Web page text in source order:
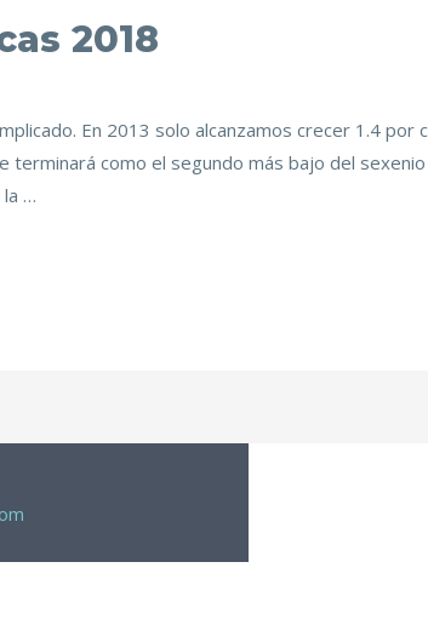
2018
En 2013 solo alcanzamos crecer 1.4 por
como el segundo más bajo del
la …